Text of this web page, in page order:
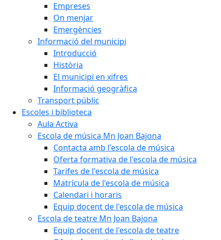
Empreses
On menjar
Emergències
Informació del municipi
Introducció
Història
El municipi en xifres
Informació geogràfica
Transport públic
Escoles i biblioteca
Aula Activa
Escola de música Mn Joan Bajona
Contacta amb l'escola de música
Oferta formativa de l'escola de música
Tarifes de l'escola de música
Matrícula de l'escola de música
Calendari i horaris
Equip docent de l'escola de música
Escola de teatre Mn Joan Bajona
Equip docent de l'escola de teatre